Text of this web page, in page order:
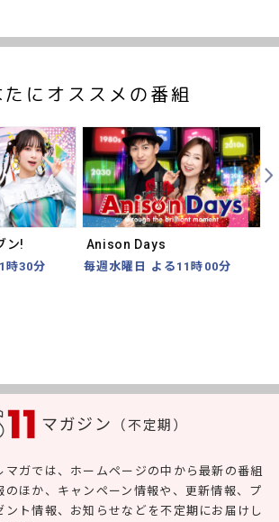
たにオススメの番組
ン!
時30分
Anison Days
毎週水曜日 よる11時00分
マガジン （不定期）
マガでは、ホームページの中から最新の番組
のほか、キャンペーン情報や、更新情報、プ
ント情報、お知らせなどを不定期にお届けし